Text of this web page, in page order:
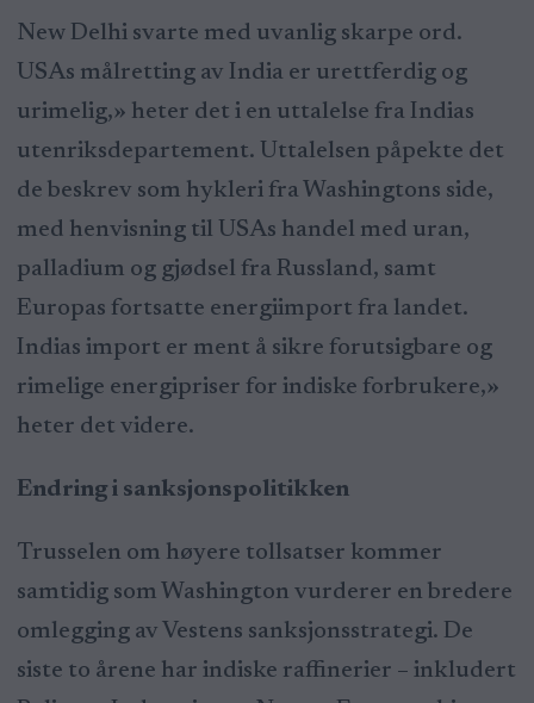
New Delhi svarte med uvanlig skarpe ord.
USAs målretting av India er urettferdig og
urimelig,» heter det i en uttalelse fra Indias
utenriksdepartement. Uttalelsen påpekte det
de beskrev som hykleri fra Washingtons side,
med henvisning til USAs handel med uran,
palladium og gjødsel fra Russland, samt
Europas fortsatte energiimport fra landet.
Indias import er ment å sikre forutsigbare og
rimelige energipriser for indiske forbrukere,»
heter det videre.
Endring i sanksjonspolitikken
Trusselen om høyere tollsatser kommer
samtidig som Washington vurderer en bredere
omlegging av Vestens sanksjonsstrategi. De
siste to årene har indiske raffinerier – inkludert